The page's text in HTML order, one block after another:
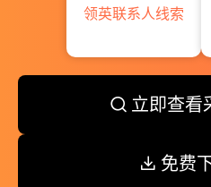
领英联系人线索
立即查看
免费